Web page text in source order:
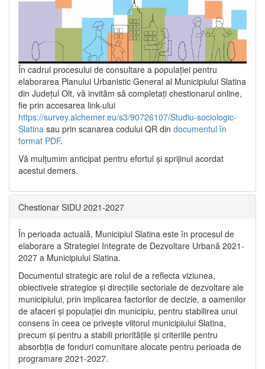
În cadrul procesului de consultare a populaţiei pentru
elaborarea Planului Urbanistic General al Municipiului Slatina
din Județul Olt, vă invităm să completați chestionarul online,
fie prin accesarea link-ului
https://survey.alchemer.eu/s3/90726107/Studiu-sociologic-
Slatina sau prin scanarea codului QR din documentul în
format PDF.
Vă mulţumim anticipat pentru efortul şi sprijinul acordat
acestui demers.
Chestionar SIDU 2021-2027
În perioada actuală, Municipiul Slatina este în procesul de
elaborare a Strategiei Integrate de Dezvoltare Urbană 2021‐
2027 a Municipiului Slatina.
Documentul strategic are rolul de a reflecta viziunea,
obiectivele strategice și direcțiile sectoriale de dezvoltare ale
municipiului, prin implicarea factorilor de decizie, a oamenilor
de afaceri și populației din municipiu, pentru stabilirea unui
consens în ceea ce privește viitorul municipiului Slatina,
precum și pentru a stabili prioritățile și criteriile pentru
absorbția de fonduri comunitare alocate pentru perioada de
programare 2021-2027.